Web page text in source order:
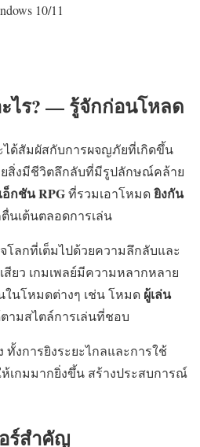
10/11
ะไร? — รู้จักก่อนโหลด
ได้สัมผัสกับการผจญภัยที่เกิดขึ้น
สิ่งมีชีวิตลึกลับที่มีรูปลักษณ์คล้าย
กชัน RPGที่รวมเอาโหมดยิงกัน
นเต้นตลอดการเล่น
โลกที่เต็มไปด้วยความลึกลับและ
ยว เกมเพลย์มีความหลากหลาย
นโหมดต่างๆ เช่น โหมด ผู้เล่น
ามสไตล์การเล่นที่ชอบ
ทั้งการยิงระยะไกลและการใช้
เกมมากยิ่งขึ้น สร้างประสบการณ์
ร์สำคัญ